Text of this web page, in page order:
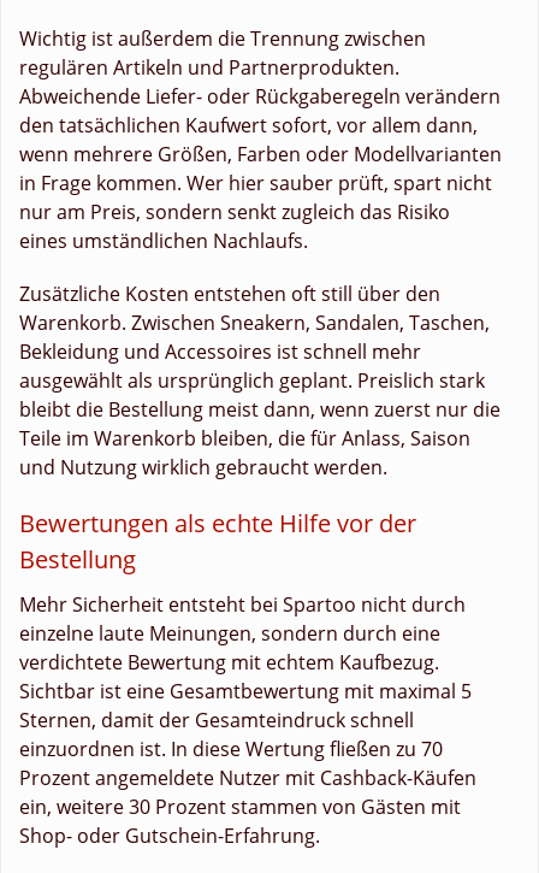
Wichtig ist außerdem die Trennung zwischen
regulären Artikeln und Partnerprodukten.
Abweichende Liefer- oder Rückgaberegeln verändern
den tatsächlichen Kaufwert sofort, vor allem dann,
wenn mehrere Größen, Farben oder Modellvarianten
in Frage kommen. Wer hier sauber prüft, spart nicht
nur am Preis, sondern senkt zugleich das Risiko
eines umständlichen Nachlaufs.
Zusätzliche Kosten entstehen oft still über den
Warenkorb. Zwischen Sneakern, Sandalen, Taschen,
Bekleidung und Accessoires ist schnell mehr
ausgewählt als ursprünglich geplant. Preislich stark
bleibt die Bestellung meist dann, wenn zuerst nur die
Teile im Warenkorb bleiben, die für Anlass, Saison
und Nutzung wirklich gebraucht werden.
Bewertungen als echte Hilfe vor der
Bestellung
Mehr Sicherheit entsteht bei Spartoo nicht durch
einzelne laute Meinungen, sondern durch eine
verdichtete Bewertung mit echtem Kaufbezug.
Sichtbar ist eine Gesamtbewertung mit maximal 5
Sternen, damit der Gesamteindruck schnell
einzuordnen ist. In diese Wertung fließen zu 70
Prozent angemeldete Nutzer mit Cashback-Käufen
ein, weitere 30 Prozent stammen von Gästen mit
Shop- oder Gutschein-Erfahrung.